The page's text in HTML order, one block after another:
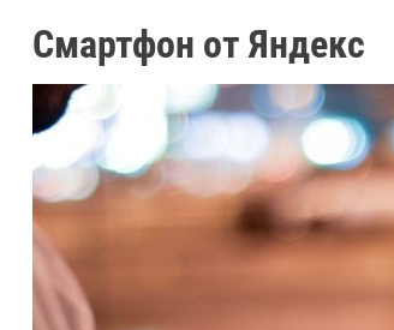
Смартфон от Яндекс